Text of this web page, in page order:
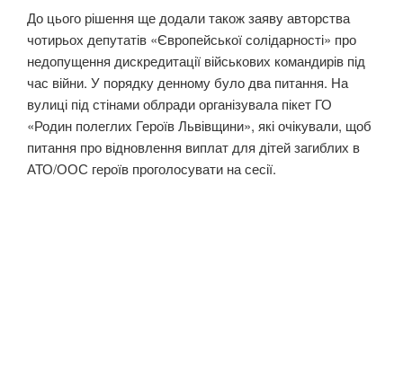
До цього рішення ще додали також заяву авторства
чотирьох депутатів «Європейської солідарності» про
недопущення дискредитації військових командирів під
час війни. У порядку денному було два питання. На
вулиці під стінами облради організувала пікет ГО
«Родин полеглих Героїв Львівщини», які очікували, щоб
питання про відновлення виплат для дітей загиблих в
АТО/ООС героїв проголосувати на сесії.